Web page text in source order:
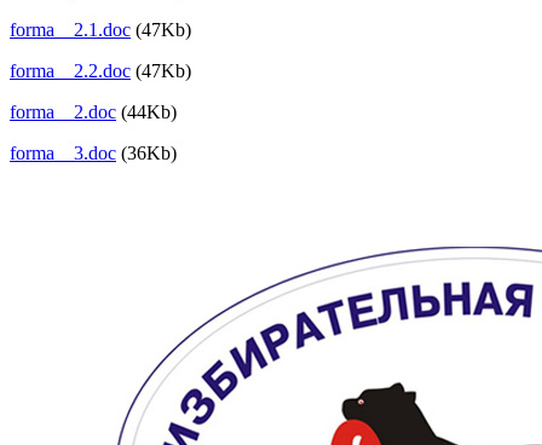
forma__2.1.doc (47Kb)
forma__2.2.doc (47Kb)
forma__2.doc (44Kb)
forma__3.doc (36Kb)